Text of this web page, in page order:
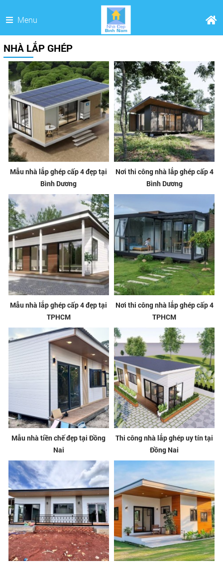
Menu
NHÀ LẮP GHÉP
Mẫu nhà lắp ghép cấp 4 đẹp tại
Bình Dương
Nơi thi công nhà lắp ghép cấp 4
Bình Dương
Mẫu nhà lắp ghép cấp 4 đẹp tại
TPHCM
Nơi thi công nhà lắp ghép cấp 4
TPHCM
Mẫu nhà tiền chế đẹp tại Đồng
Nai
Thi công nhà lắp ghép uy tín tại
Đồng Nai